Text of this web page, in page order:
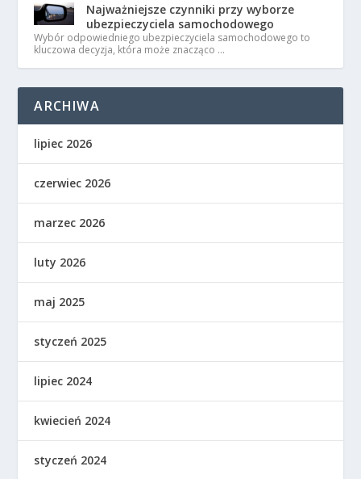
Najważniejsze czynniki przy wyborze
ubezpieczyciela samochodowego
Wybór odpowiedniego ubezpieczyciela samochodowego to
kluczowa decyzja, która może znacząco …
ARCHIWA
lipiec 2026
czerwiec 2026
marzec 2026
luty 2026
maj 2025
styczeń 2025
lipiec 2024
kwiecień 2024
styczeń 2024